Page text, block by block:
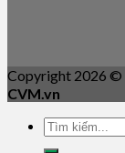
Copyright 2026 ©
CVM.vn